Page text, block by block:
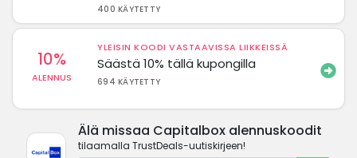
400 KÄYTETTY
10%
ALENNUS
YLEISIN KOODI VASTAAVISSA LIIKKEISSÄ
Säästä 10% tällä kupongilla
694 KÄYTETTY
Älä missaa Capitalbox alennuskoodit
tilaamalla TrustDeals-uutiskirjeen!